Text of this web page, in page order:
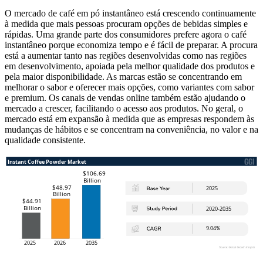
O mercado de café em pó instantâneo está crescendo continuamente
à medida que mais pessoas procuram opções de bebidas simples e
rápidas. Uma grande parte dos consumidores prefere agora o café
instantâneo porque economiza tempo e é fácil de preparar. A procura
está a aumentar tanto nas regiões desenvolvidas como nas regiões
em desenvolvimento, apoiada pela melhor qualidade dos produtos e
pela maior disponibilidade. As marcas estão se concentrando em
melhorar o sabor e oferecer mais opções, como variantes com sabor
e premium. Os canais de vendas online também estão ajudando o
mercado a crescer, facilitando o acesso aos produtos. No geral, o
mercado está em expansão à medida que as empresas respondem às
mudanças de hábitos e se concentram na conveniência, no valor e na
qualidade consistente.